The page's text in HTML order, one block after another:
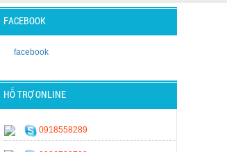
FACEBOOK
facebook
HỖ TRỢ ONLINE
0918558289